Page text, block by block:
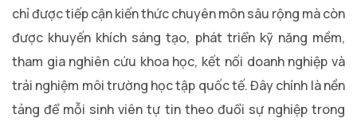
chỉ được tiếp cận kiến thức chuyên môn sâu rộng mà còn
được khuyến khích sáng tạo, phát triển kỹ năng mềm,
tham gia nghiên cứu khoa học, kết nối doanh nghiệp và
trải nghiệm môi trường học tập quốc tế. Đây chính là nền
tảng để mỗi sinh viên tự tin theo đuổi sự nghiệp trong